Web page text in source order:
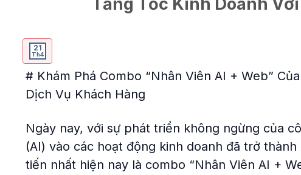
21
Th4
# Khám Phá Combo “Nhân Viên AI + Web”
Dịch Vụ Khách Hàng
Ngày nay, với sự phát triển không ngừng của
(AI) vào các hoạt động kinh doanh đã trở
tiến nhất hiện nay là combo “Nhân Viên AI +